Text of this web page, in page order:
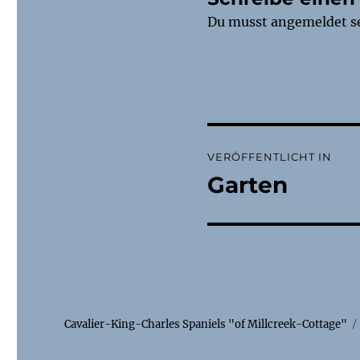
Du musst angemeldet
VERÖFFENTLICHT IN
Garten
Cavalier-King-Charles Spaniels "of Millcreek-Cottage"